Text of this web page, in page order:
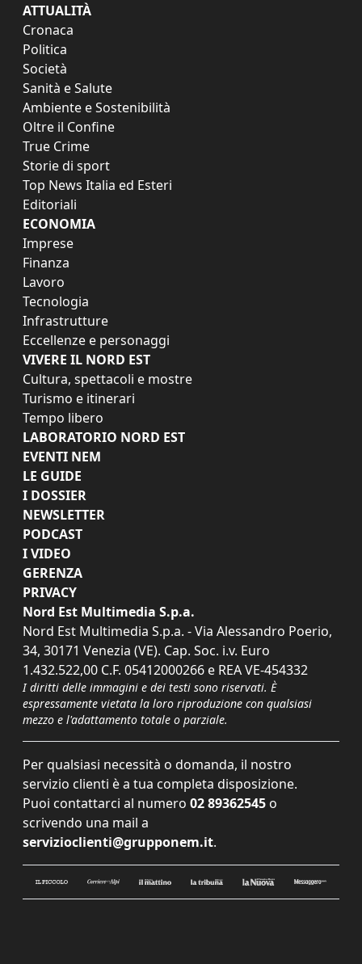
ATTUALITÀ
Cronaca
Politica
Società
Sanità e Salute
Ambiente e Sostenibilità
Oltre il Confine
True Crime
Storie di sport
Top News Italia ed Esteri
Editoriali
ECONOMIA
Imprese
Finanza
Lavoro
Tecnologia
Infrastrutture
Eccellenze e personaggi
VIVERE IL NORD EST
Cultura, spettacoli e mostre
Turismo e itinerari
Tempo libero
LABORATORIO NORD EST
EVENTI NEM
LE GUIDE
I DOSSIER
NEWSLETTER
PODCAST
I VIDEO
GERENZA
PRIVACY
Nord Est Multimedia S.p.a.
Nord Est Multimedia S.p.a. - Via Alessandro Poerio,
34, 30171 Venezia (VE). Cap. Soc. i.v. Euro
1.432.522,00 C.F. 05412000266 e REA VE-454332
I diritti delle immagini e dei testi sono riservati. È
espressamente vietata la loro riproduzione con qualsiasi
mezzo e l'adattamento totale o parziale.
Per qualsiasi necessità o domanda, il nostro
servizio clienti è a tua completa disposizione.
Puoi contattarci al numero 02 89362545 o
scrivendo una mail a
servizioclienti@grupponem.it.